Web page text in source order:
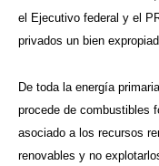
el Ejecutivo federal y el
privados un bien
De toda la energía
procede de combustibles
asociado a los recursos
renovables y no